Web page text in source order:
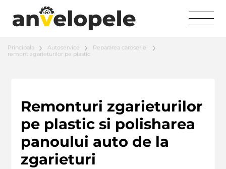
Principala Autoservice
Repararea caroseriei
remont zgarieturilor pe plastic
Remonturi zgarieturilor
pe plastic si polisharea
panoului auto de la
zgarieturi